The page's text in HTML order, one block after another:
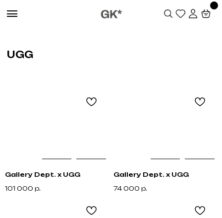
Gallery Dept. x UGG
101 000 р.
Gallery Dept. x UGG
74 000 р.